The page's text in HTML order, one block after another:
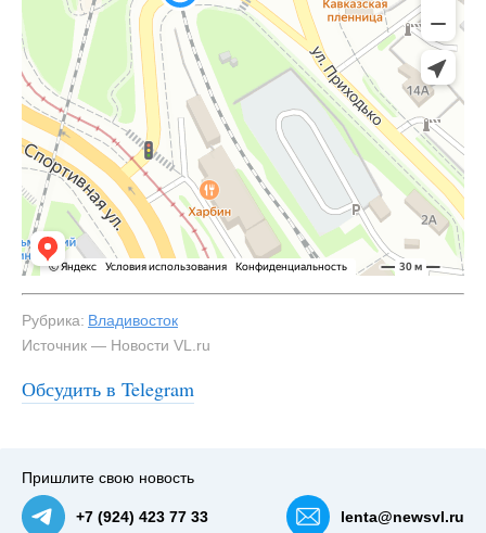
Рубрика: Владивосток
Источник — Новости VL.ru
Обсудить в Telegram
#2
Пришлите свою новость
+7 (924) 423 77 33 lenta@newsvl.ru